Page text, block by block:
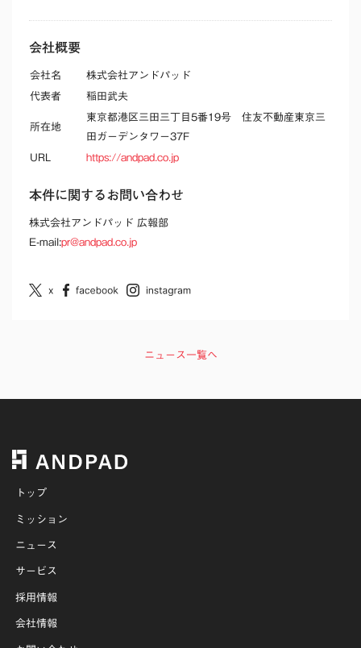
会社概要
会社名
株式会社アンドパッド
代表者
稲田武夫
所在地
東京都港区三田三丁目5番19号 住友不動産東京三
田ガーデンタワー37F
URL
https://andpad.co.jp
本件に関するお問い合わせ
株式会社アンドパッド 広報部
E-mail:pr@andpad.co.jp
ニュース一覧へ
トップ
ミッション
ニュース
サービス
採用情報
会社情報